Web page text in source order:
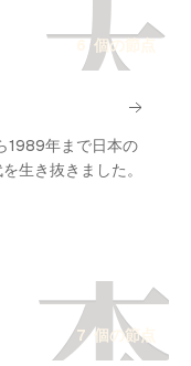
天
6 個の節点
1989年まで日本の
生き抜きました。
7 個の節点